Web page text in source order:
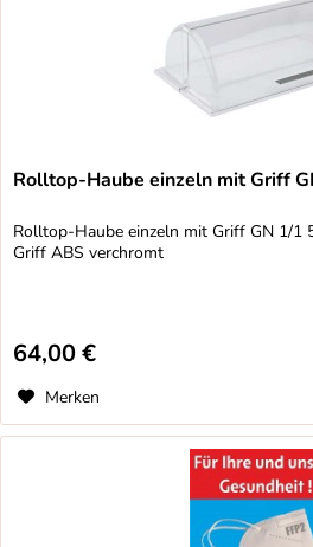
Rolltop-Haube einzeln mit Griff
Rolltop-Haube einzeln mit Griff GN 1/1
Griff ABS verchromt
64,00 €
Merken